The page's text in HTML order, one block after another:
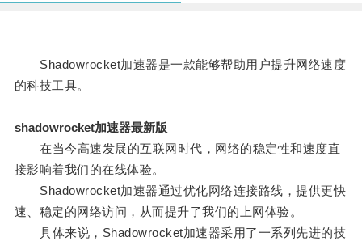
Shadowrocket加速器是一款能够帮助用户提升网络速度
的科技工具。
shadowrocket加速器最新版
在当今高速发展的互联网时代，网络的稳定性和速度直
接影响着我们的在线体验。
Shadowrocket加速器通过优化网络连接路线，提供更快
速、稳定的网络访问，从而提升了我们的上网体验。
具体来说，Shadowrocket加速器采用了一系列先进的技